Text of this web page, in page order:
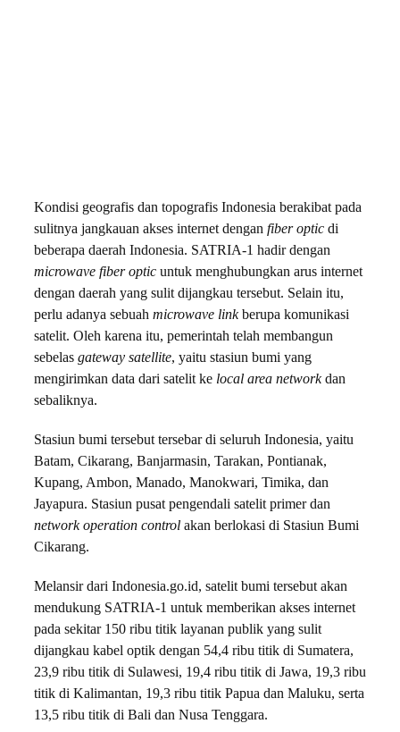
Kondisi geografis dan topografis Indonesia berakibat pada
sulitnya jangkauan akses internet dengan fiber optic di
beberapa daerah Indonesia. SATRIA-1 hadir dengan
microwave fiber optic untuk menghubungkan arus internet
dengan daerah yang sulit dijangkau tersebut. Selain itu,
perlu adanya sebuah microwave linkberupa komunikasi
satelit. Oleh karena itu, pemerintah telah membangun
sebelas gateway satellite, yaitu stasiun bumi yang
mengirimkan data dari satelit ke local area networkdan
sebaliknya.
Stasiun bumi tersebut tersebar di seluruh Indonesia, yaitu
Batam, Cikarang, Banjarmasin, Tarakan, Pontianak,
Kupang, Ambon, Manado, Manokwari, Timika, dan
Jayapura. Stasiun pusat pengendali satelit primer dan
network operation control akan berlokasi di Stasiun Bumi
Cikarang.
Melansir dari Indonesia.go.id, satelit bumi tersebut akan
mendukung SATRIA-1 untuk memberikan akses internet
pada sekitar 150 ribu titik layanan publik yang sulit
dijangkau kabel optik dengan 54,4 ribu titik di Sumatera,
23,9 ribu titik di Sulawesi, 19,4 ribu titik di Jawa, 19,3 ribu
titik di Kalimantan, 19,3 ribu titik Papua dan Maluku, serta
13,5 ribu titik di Bali dan Nusa Tenggara.